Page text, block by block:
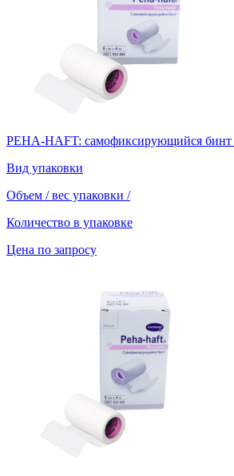
PEHA-HAFT: самофиксирующийся бинт
Вид упаковки
Объем / вес упаковки /
Количество в упаковке
Цена по запросу